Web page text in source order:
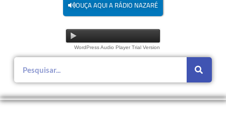
OUÇA AQUI A RÁDIO NAZARÉ
WordPress Audio Player Trial Version